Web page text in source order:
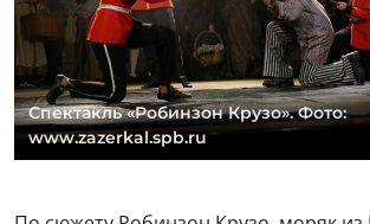
Спектакль «Робинзон Крузо». Фото:
www.zazerkal.spb.ru